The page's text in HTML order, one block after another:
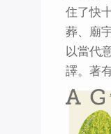
住了快
葬、廟
以當代
譯。著